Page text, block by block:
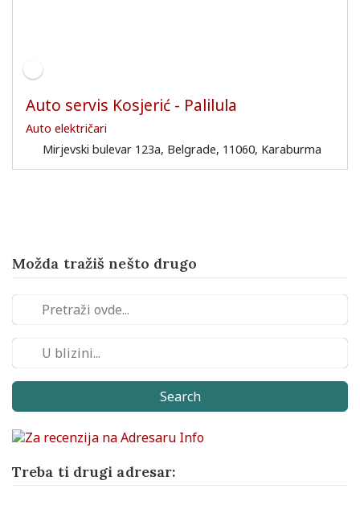
Auto servis Kosjerić - Palilula
Auto električari
Mirjevski bulevar 123a, Belgrade, 11060, Karaburma
Možda tražiš nešto drugo
Search
Treba ti drugi adresar: